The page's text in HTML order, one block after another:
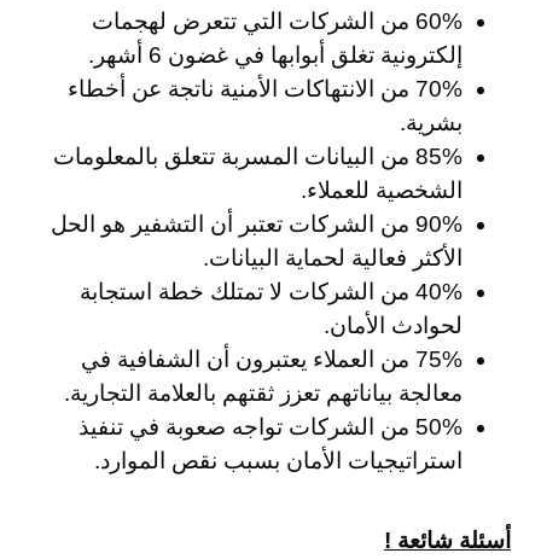
60% من الشركات التي تتعرض لهجمات
إلكترونية تغلق أبوابها في غضون 6 أشهر.
70% من الانتهاكات الأمنية ناتجة عن أخطاء
بشرية.
85% من البيانات المسربة تتعلق بالمعلومات
الشخصية للعملاء.
90% من الشركات تعتبر أن التشفير هو الحل
الأكثر فعالية لحماية البيانات.
40% من الشركات لا تمتلك خطة استجابة
لحوادث الأمان.
75% من العملاء يعتبرون أن الشفافية في
معالجة بياناتهم تعزز ثقتهم بالعلامة التجارية.
50% من الشركات تواجه صعوبة في تنفيذ
استراتيجيات الأمان بسبب نقص الموارد.
أسئلة شائعة !